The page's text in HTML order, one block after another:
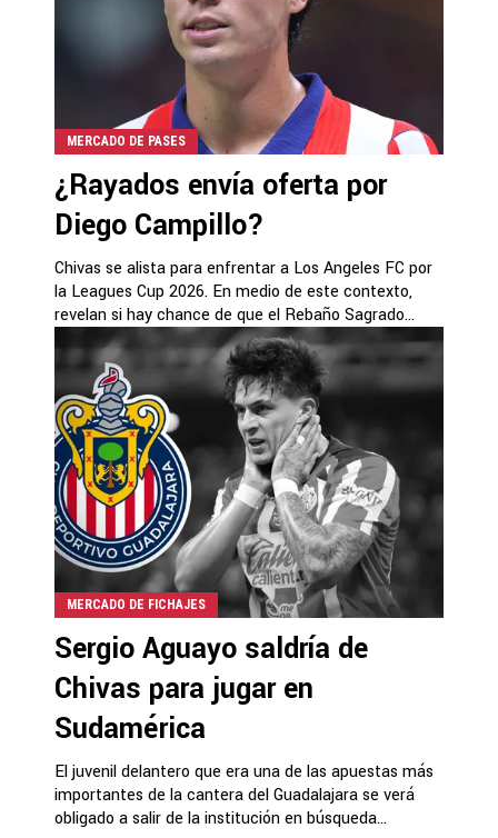
MERCADO DE PASES
¿Rayados envía oferta por
Diego Campillo?
Chivas se alista para enfrentar a Los Angeles FC por
la Leagues Cup 2026. En medio de este contexto,
revelan si hay chance de que el Rebaño Sagrado...
MERCADO DE FICHAJES
Sergio Aguayo saldría de
Chivas para jugar en
Sudamérica
El juvenil delantero que era una de las apuestas más
importantes de la cantera del Guadalajara se verá
obligado a salir de la institución en búsqueda...